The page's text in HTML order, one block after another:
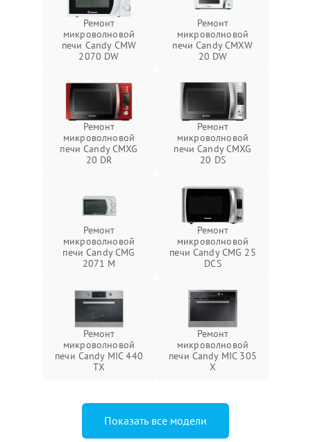
Ремонт
микроволновой
печи Candy CMW
2070 DW
Ремонт
микроволновой
печи Candy CMXW
20 DW
Ремонт
микроволновой
печи Candy CMXG
20 DR
Ремонт
микроволновой
печи Candy CMXG
20 DS
Ремонт
микроволновой
печи Candy CMG
2071 M
Ремонт
микроволновой
печи Candy CMG 25
DCS
Ремонт
микроволновой
печи Candy MIC 440
TX
Ремонт
микроволновой
печи Candy MIC 305
X
Показать все модели